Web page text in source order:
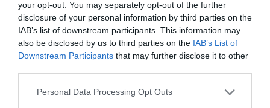
your opt-out. You may separately opt-out of the further
disclosure of your personal information by third parties on the
IAB’s list of downstream participants. This information may
also be disclosed by us to third parties on the IAB’s List of
Downstream Participants that may further disclose it to other
Please note that this website/app uses one or more Google
Personal Data Processing Opt Outs
Ακολούθησε το debater.gr στοGoogle News
και μάθετε πρώτοι όλες τις ειδήσεις
Share Tweet
ΝΤΟΝΑΛΝΤ ΤΡΑΜΠ